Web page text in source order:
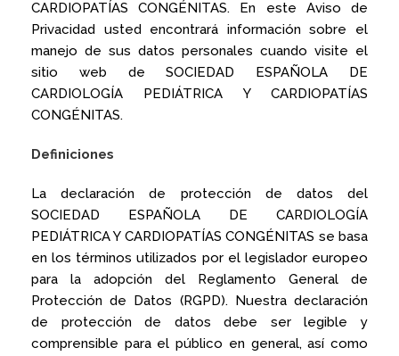
CARDIOPATÍAS CONGÉNITAS. En este Aviso de
Privacidad usted encontrará información sobre el
manejo de sus datos personales cuando visite el
sitio web de SOCIEDAD ESPAÑOLA DE
CARDIOLOGÍA PEDIÁTRICA Y CARDIOPATÍAS
CONGÉNITAS.
Definiciones
La declaración de protección de datos del
SOCIEDAD ESPAÑOLA DE CARDIOLOGÍA
PEDIÁTRICA Y CARDIOPATÍAS CONGÉNITAS se basa
en los términos utilizados por el legislador europeo
para la adopción del Reglamento General de
Protección de Datos (RGPD). Nuestra declaración
de protección de datos debe ser legible y
comprensible para el público en general, así como